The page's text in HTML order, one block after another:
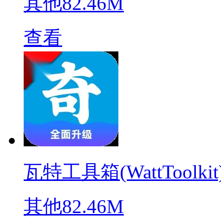
查看
瓦特工具箱
其他82.46M